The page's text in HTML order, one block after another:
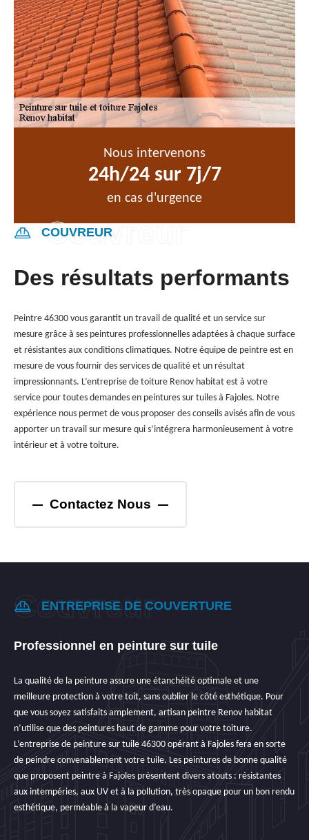
Nous intervenons
24h/24 sur 7j/7
en cas d'urgence
COUVREUR
Des résultats performants
Peintre 46300 vous garantit un travail de qualité et un service sur
mesure grâce à ses peintures professionnelles adaptées à chaque surface
et résistantes aux conditions climatiques. Notre équipe de peintre est en
mesure de vous fournir des services de qualité et un résultat
impressionnants. L’entreprise de toiture Renov habitat est à votre
service pour toutes demandes en peintures sur tuiles à Fajoles. Notre
expérience nous permet de vous proposer des conseils avisés afin de vous
apporter un travail sur mesure qui s’intégrera harmonieusement à votre
intérieur et à votre toiture.
Contactez Nous
ENTREPRISE DE COUVERTURE
Professionnel en peinture sur tuile
La qualité de la peinture assure une étanchéité optimale et une
meilleure protection à votre toit, sans oublier le côté esthétique. Pour
que vous soyez satisfaits amplement, artisan peintre Renov habitat
n’utilise que des peintures haut de gamme pour votre toiture.
L’entreprise de peinture sur tuile 46300 opérant à Fajoles fera en sorte
de peindre convenablement votre tuile. Les peintures de bonne qualité
que proposent peintre à Fajoles présentent divers atouts : résistantes
aux intempéries, aux UV et à la pollution, très opaque pour un bon rendu
esthétique, perméable à la vapeur d’eau.